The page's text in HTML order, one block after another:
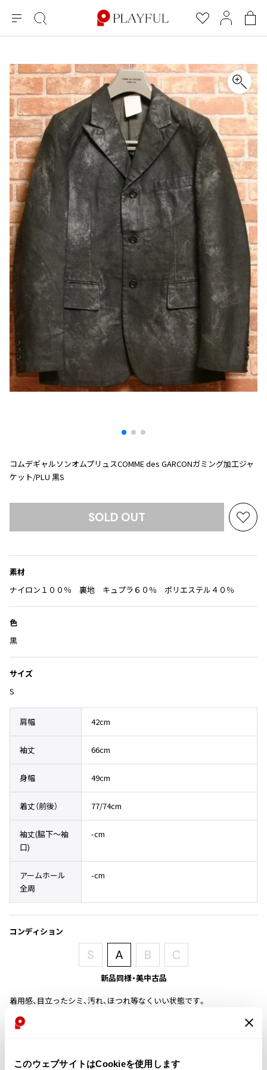
このウェブサイトはCookieを使用します
メ
ニ
ー
絞
り
み
検
索
お
気
入
り
マ
イ
ー
ジ
シ
ョ
ピ
ン
グ
バ
ッ
グ
すべての新着アイテムを表示
ブランド
コムデギャルソン
ジュンヤワタナベ
ヨウジヤマモト
ワイズ
ワイスリー
リミフゥ
イッセイミヤケ
プリーツプリーズ
ジャンポールゴルチエ
ヴィヴィアンウエストウッド
メゾン マルジェラ
レディース
アクセサリー
トップス
ボトムス
アクセサリー
COMME des GARÇONS
BLACK COMME des GARCONS
ブラックコムデギャルソン
COMME des GARCONS
コムデギャルソン
COMME des GARCONS COMME des GARCONS
コムデギャルソン コムデギャルソン
COMME des GARCONS HOMME
コムデギャルソンオム
COMME des GARCONS HOMME DEUX
コムデギャルソン オムドゥ
COMME des GARCONS HOMME PLUS
コムデギャルソンオムプリュス
COMME des GARCONS SHIRT
コムデギャルソンシャツ
robe de chambre COMME des GARCONS
ローブドシャンブル コムデギャルソン
tricot COMME des GARCONS
トリコ コムデギャルソン
ジュンヤワタナベ
Ground Y
グラウンドワイ
Yohji Yamamoto FEMME
ヨウジヤマモト ファム
ヨウジヤマモト ノアール
ヨウジヤマモト プールオム
Y's
ワイズ
Y's for men
Y-3
ワイスリー
LIMI feu
長袖ブラウス・シャツ
半袖ブラウス・シャツ
カーディガン
ニット
パーカー・スウェット
ワンピース
ベスト・ボレロ
Tシャツ・カットソー
ノースリーブ
スカート
パンツ
デニム
ハーフパンツ・キュロット
アウター
コート
スーツ
帽子
ストール・マフラー
ベルト・サスペンダー
ミュール・サンダル
スニーカー
その他アクセサリー
メガネ・サングラス
長袖シャツ
半袖シャツ
ニット
カーディガン
パーカー・スウェット
ベスト
カットソー
Tシャツ・ポロシャツ
ノースリーブ
ウールパンツ
コットンパンツ
デニム
サルエルパンツ
アウター
ジャケット
コート
帽子
ストール・マフラー
ネクタイ
ブーツ・シューズ
その他のアクセサリー
メガネ・サングラス
すべてのSALEアイテムを表示
レディース
トップス
ボトムス
アウター
アクセサリー
メンズ
トップス
ボトムス
アウター
アクセサリー
2026.08.08
2026.07.29
Sunglass
コムデギャルソンオムプリュスCOMME des GARCONガミング加工ジャ
ケット/PLU 黒S
SOLD OUT
お
に
素材
ナイロン１００％ 裏地 キュプラ６０％ ポリエステル４０％
色
黒
サイズ
S
肩幅 42cm
袖丈 66cm
身幅 49cm
着丈（前後） 77/74cm
袖丈(脇下〜袖
口)
-cm
アームホール
全周
-cm
コンディション
新品同様・美中古品
着用感、目立ったシミ、汚れ、ほつれ等なくいい状態です。
商品コード